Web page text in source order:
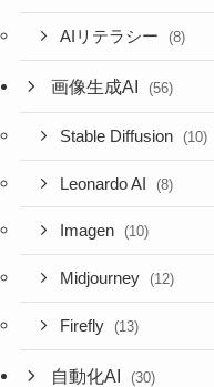
AIリテラシー (8)
画像生成AI (56)
Stable Diffusion (10)
Leonardo AI (8)
Imagen (10)
Midjourney (12)
Firefly (13)
自動化AI (30)